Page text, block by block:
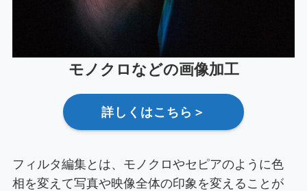
モノクロなどの画像加工
詳しくはこちら＞
フィルタ編集とは、モノクロやセピアのように色
相を変えて写真や映像全体の印象を変えることが